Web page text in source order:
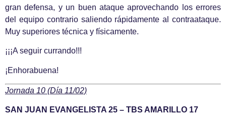
gran defensa, y un buen ataque aprovechando los errores
del equipo contrario saliendo rápidamente al contraataque.
Muy superiores técnica y físicamente.
¡¡¡A seguir currando!!!
¡Enhorabuena!
Jornada 10 (Día 11/02)
SAN JUAN EVANGELISTA 25 – TBS AMARILLO 17